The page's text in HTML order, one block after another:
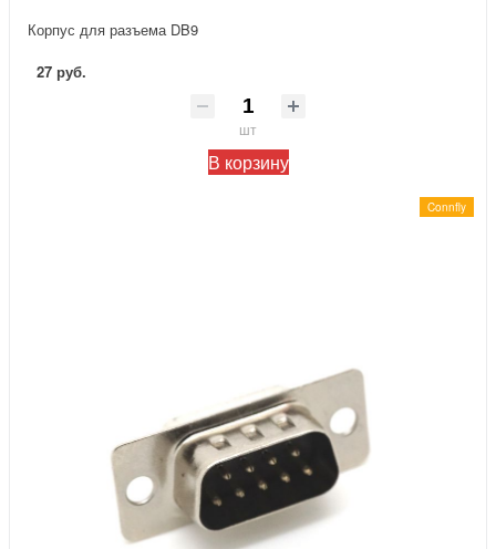
Корпус для разъема DB9
27 руб.
шт
В корзину
Connfly